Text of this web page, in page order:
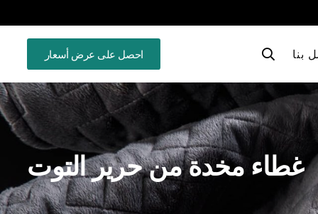
بنا احصل على عرض أسعار
غطاء مخدة من حرير التوت